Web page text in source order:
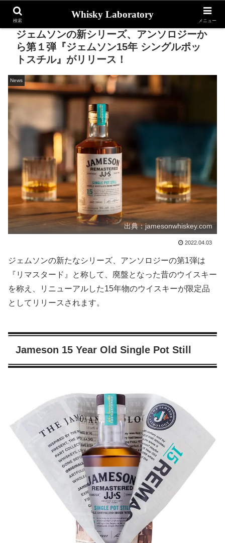
ジェムソンの新シリーズ、アンソロジーか
ら第１弾『ジェムソン15年 シングルポッ
トスチル』がリリース！
News
出典：jamesonwhiskey.com
2022.04.03
ジェムソンの新たなシリーズ、アンソロジーの第1弾は
『リマスタード』と称して、廃盤となった昔のウイスキー
を称え、リニューアルした15年物のウイスキーが限定品
としてリリースされます。
Jameson 15 Year Old Single Pot Still
検索
Whisky Laboratory
メニュー